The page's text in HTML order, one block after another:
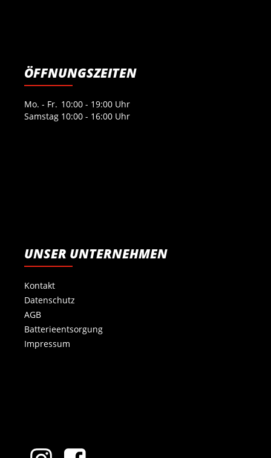
ÖFFNUNGSZEITEN
Mo. - Fr. 10:00 - 19:00 Uhr
Samstag 10:00 - 16:00 Uhr
UNSER UNTERNEHMEN
Kontakt
Datenschutz
AGB
Batterieentsorgung
Impressum